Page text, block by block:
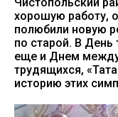
хорошую работу,
полюбили новую
по старой. В День
еще и Днем
трудящихся,
историю этих